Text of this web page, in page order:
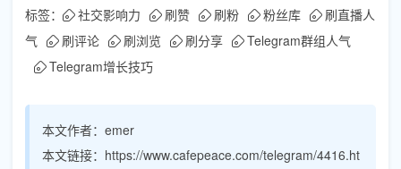
标签： 社交影响力 刷赞 刷粉 粉丝库
刷直播人
气
刷评论 刷浏览 刷分享
Telegram群组人气
Telegram增长技巧
本文作者： emer
本文链接： https://www.cafepeace.com/telegram/4416.ht